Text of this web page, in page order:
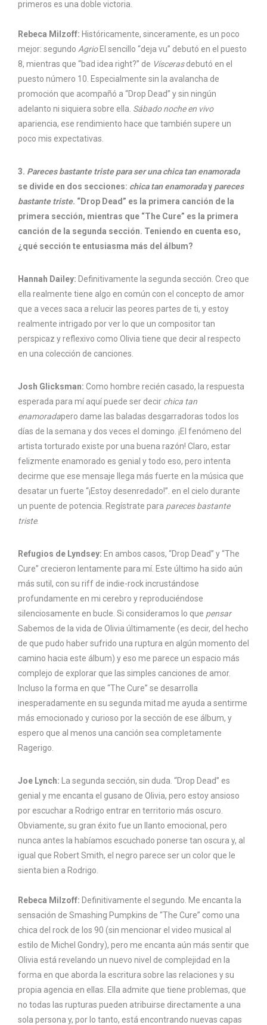
primeros es una doble victoria.
Rebeca Milzoff: Históricamente, sinceramente, es un poco
mejor: segundo Agrio El sencillo “deja vu” debutó en el puesto
8, mientras que “bad idea right?” de Víscerasdebutó en el
puesto número 10. Especialmente sin la avalancha de
promoción que acompañó a “Drop Dead” y sin ningún
adelanto ni siquiera sobre ella. Sábado noche en vivo
apariencia, ese rendimiento hace que también supere un
poco mis expectativas.
3. Pareces bastante triste para ser una chica tan enamorada
se divide en dos secciones: chica tan enamoraday pareces
bastante triste. “Drop Dead” es la primera canción de la
primera sección, mientras que “The Cure” es la primera
canción de la segunda sección. Teniendo en cuenta eso,
¿qué sección te entusiasma más del álbum?
Hannah Dailey: Definitivamente la segunda sección. Creo que
ella realmente tiene algo en común con el concepto de amor
que a veces saca a relucir las peores partes de ti, y estoy
realmente intrigado por ver lo que un compositor tan
perspicaz y reflexivo como Olivia tiene que decir al respecto
en una colección de canciones.
Josh Glicksman: Como hombre recién casado, la respuesta
esperada para mí aquí puede ser decir chica tan
enamoradapero dame las baladas desgarradoras todos los
días de la semana y dos veces el domingo. ¡El fenómeno del
artista torturado existe por una buena razón! Claro, estar
felizmente enamorado es genial y todo eso, pero intenta
decirme que ese mensaje llega más fuerte en la música que
desatar un fuerte “¡Estoy desenredado!”. en el cielo durante
un puente de potencia. Regístrate para pareces bastante
triste.
Refugios de Lyndsey: En ambos casos, “Drop Dead” y “The
Cure” crecieron lentamente para mí. Este último ha sido aún
más sutil, con su riff de indie-rock incrustándose
profundamente en mi cerebro y reproduciéndose
silenciosamente en bucle. Si consideramos lo que pensar
Sabemos de la vida de Olivia últimamente (es decir, del hecho
de que pudo haber sufrido una ruptura en algún momento del
camino hacia este álbum) y eso me parece un espacio más
complejo de explorar que las simples canciones de amor.
Incluso la forma en que “The Cure” se desarrolla
inesperadamente en su segunda mitad me ayuda a sentirme
más emocionado y curioso por la sección de ese álbum, y
espero que al menos una canción sea completamente
Ragerigo.
Joe Lynch:
La segunda sección, sin duda. “Drop Dead” es
genial y me encanta el gusano de Olivia, pero estoy ansioso
por escuchar a Rodrigo entrar en territorio más oscuro.
Obviamente, su gran éxito fue un llanto emocional, pero
nunca antes la habíamos escuchado ponerse tan oscura y, al
igual que Robert Smith, el negro parece ser un color que le
sienta bien a Rodrigo.
Rebeca Milzoff: Definitivamente el segundo. Me encanta la
sensación de Smashing Pumpkins de “The Cure” como una
chica del rock de los 90 (sin mencionar el video musical al
estilo de Michel Gondry), pero me encanta aún más sentir que
Olivia está revelando un nuevo nivel de complejidad en la
forma en que aborda la escritura sobre las relaciones y su
propia agencia en ellas. Ella admite que tiene problemas, que
no todas las rupturas pueden atribuirse directamente a una
sola persona y, por lo tanto, está encontrando nuevas capas